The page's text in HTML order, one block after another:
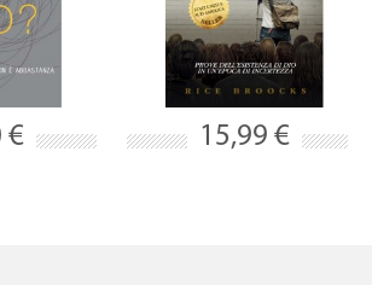
€ 15,99 €